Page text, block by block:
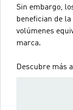
Sin embargo,
benefician de
volúmenes
marca.
Descubre más